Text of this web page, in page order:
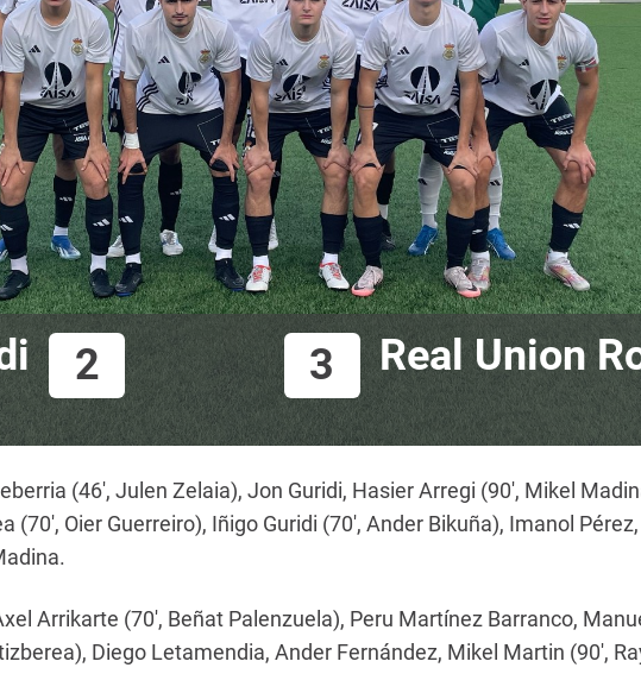
2 3 Real Union
(46′, Julen Zelaia), Jon Guridi, Hasier Arregi (90′, Mikel
Oier Guerreiro), Iñigo Guridi (70′, Ander Bikuña), Imanol
Arrikarte (70′, Beñat Palenzuela), Peru Martínez Barranco,
Diego Letamendia, Ander Fernández, Mikel Martin (90′,